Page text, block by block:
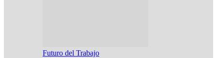
Futuro del Trabajo